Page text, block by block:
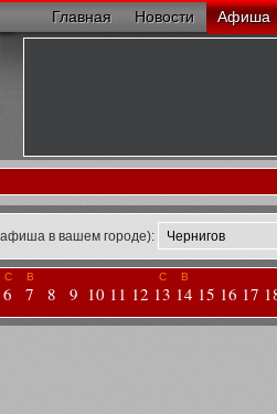
Главная Новости Афиша
в вашем городе):
С
6
В
7 8 9 10 11 12
С
13
В
14 15 16 17